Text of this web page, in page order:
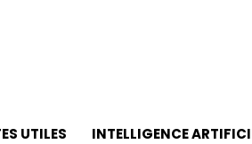
UTILES INTELLIGENCE